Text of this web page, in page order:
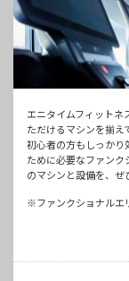
エニタイムフィット
ただけるマシンを揃え
初心者の方もしっかり
ために必要なファン
のマシンと設備を、ぜ
※ファンクショナルエ